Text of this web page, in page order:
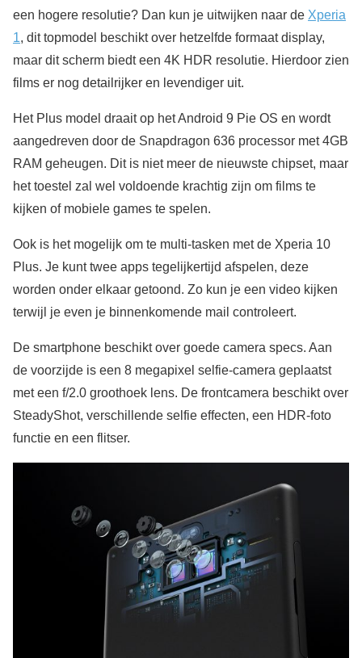
een hogere resolutie? Dan kun je uitwijken naar de Xperia
1, dit topmodel beschikt over hetzelfde formaat display,
maar dit scherm biedt een 4K HDR resolutie. Hierdoor zien
films er nog detailrijker en levendiger uit.
Het Plus model draait op het Android 9 Pie OS en wordt
aangedreven door de Snapdragon 636 processor met 4GB
RAM geheugen. Dit is niet meer de nieuwste chipset, maar
het toestel zal wel voldoende krachtig zijn om films te
kijken of mobiele games te spelen.
Ook is het mogelijk om te multi-tasken met de Xperia 10
Plus. Je kunt twee apps tegelijkertijd afspelen, deze
worden onder elkaar getoond. Zo kun je een video kijken
terwijl je even je binnenkomende mail controleert.
De smartphone beschikt over goede camera specs. Aan
de voorzijde is een 8 megapixel selfie-camera geplaatst
met een f/2.0 groothoek lens. De frontcamera beschikt over
SteadyShot, verschillende selfie effecten, een HDR-foto
functie en een flitser.